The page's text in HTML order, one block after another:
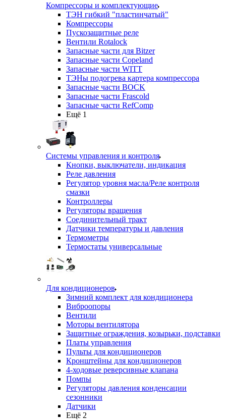
Компрессоры и комплектующие
ТЭН гибкий "пластинчатый"
Компрессоры
Пускозащитные реле
Вентили Rotalock
Запасные части для Bitzer
Запасные части Copeland
Запасные части WITT
ТЭНы подогрева картера компрессора
Запасные части BOCK
Запасные части Frascold
Запасные части RefComp
Ещё 1
Системы управления и контроля
Кнопки, выключатели, индикация
Реле давления
Регулятор уровня масла/Реле контроля
смазки
Контроллеры
Регуляторы вращения
Соединительный тракт
Датчики температуры и давления
Термометры
Термостаты универсальные
Для кондиционеров
Зимний комплект для кондиционера
Виброопоры
Вентили
Моторы вентилятора
Защитные ограждения, козырьки, подставки
Платы управления
Пульты для кондиционеров
Кронштейны для кондиционеров
4-ходовые реверсивные клапана
Помпы
Регуляторы давления конденсации
сезонники
Датчики
Ещё 2